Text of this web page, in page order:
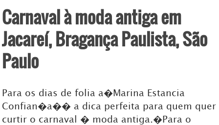
GASTRONOMIA
HOTELARIA
MODA
TURISMO
ZILDA BRANDÃO
Carnaval à moda antiga em
Jacareí, Bragança Paulista, São
Paulo
Para os dias de folia a�Marina Estancia
Confian�a�� a dica perfeita para quem quer
curtir o carnaval � moda antiga.�Para o